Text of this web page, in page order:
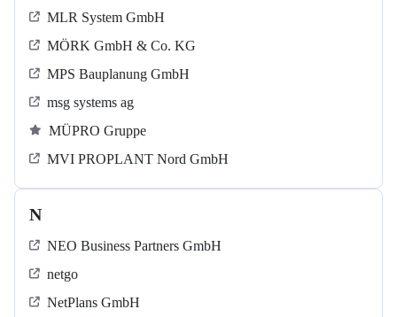
MLR System GmbH
MÖRK GmbH & Co. KG
MPS Bauplanung GmbH
msg systems ag
MÜPRO Gruppe
MVI PROPLANT Nord GmbH
N
NEO Business Partners GmbH
netgo
NetPlans GmbH